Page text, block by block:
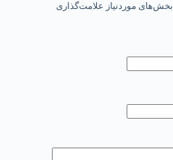
بخش‌های موردنیاز علامت‌گذاری